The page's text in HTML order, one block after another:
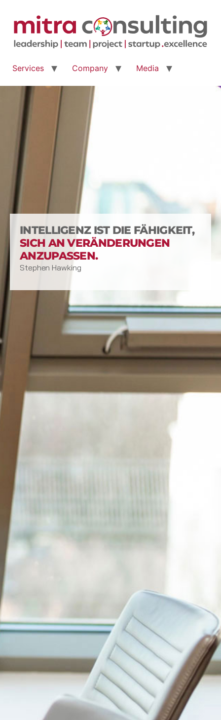
Services Company Media
INTELLIGENZ IST DIE FÄHIGKEIT,
SICH AN VERÄNDERUNGEN
ANZUPASSEN.
Stephen Hawking